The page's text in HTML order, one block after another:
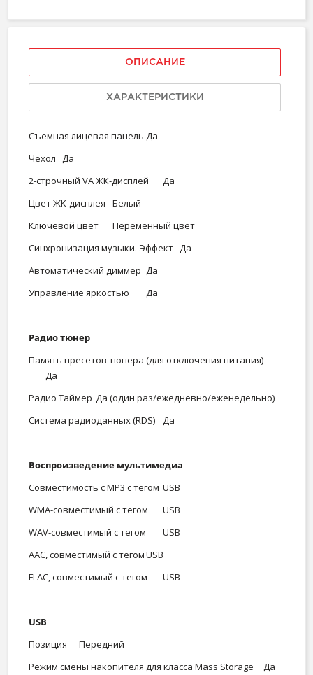
ОПИСАНИЕ
ХАРАКТЕРИСТИКИ
Съемная лицевая панель Да
Чехол Да
2-строчный VA ЖК-дисплей
Да
Цвет ЖК-дисплея
Белый
Ключевой цвет
Переменный цвет
Синхронизация музыки. Эффект Да
Автоматический диммер Да
Управление яркостью
Да
Радио тюнер
Память пресетов тюнера (для отключения питания)
Да
Радио Таймер Да (один раз/ежедневно/еженедельно)
Система радиоданных (RDS)
Да
Воспроизведение мультимедиа
Совместимость с MP3 с тегом USB
WMA-совместимый с тегом
USB
WAV-совместимый с тегом
USB
AAC, совместимый с тегомUSB
FLAC, совместимый с тегом
USB
USB
Позиция
Передний
Режим смены накопителя для класса Mass Storage
Да